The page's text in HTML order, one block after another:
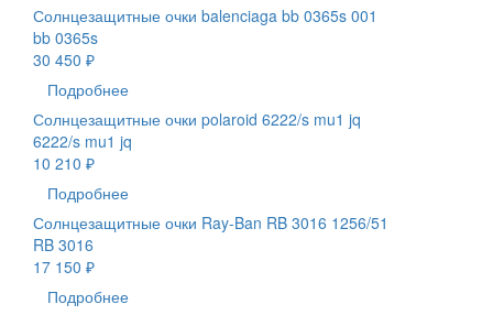
Солнцезащитные очки balenciaga bb 0365s 001
bb 0365s
30 450 ₽
Подробнее
Солнцезащитные очки polaroid 6222/s mu1 jq
6222/s mu1 jq
10 210 ₽
Подробнее
Солнцезащитные очки Ray-Ban RB 3016 1256/51
RB 3016
17 150 ₽
Подробнее